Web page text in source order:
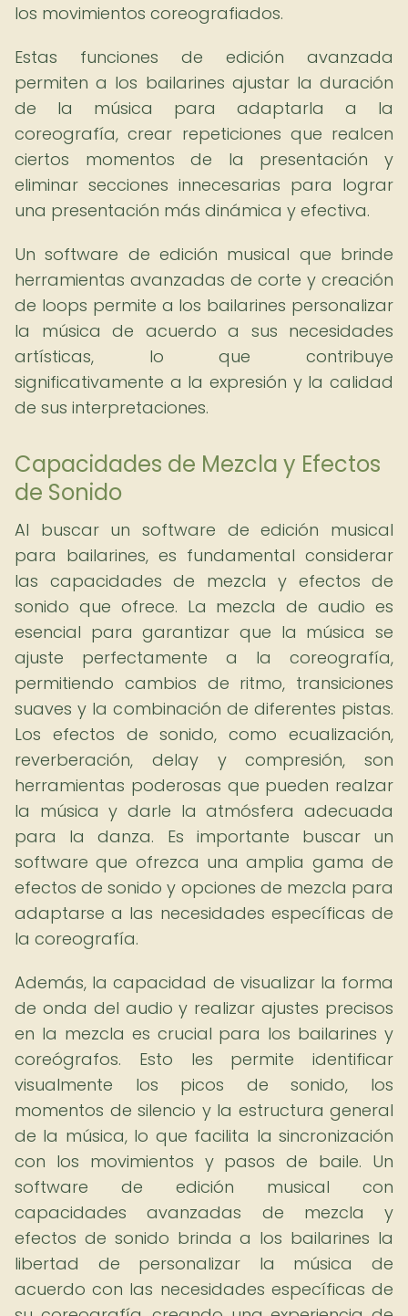
los movimientos coreografiados.
Estas funciones de edición avanzada
permiten a los bailarines ajustar la duración
de la música para adaptarla a la
coreografía, crear repeticiones que realcen
ciertos momentos de la presentación y
eliminar secciones innecesarias para lograr
una presentación más dinámica y efectiva.
Un software de edición musical que brinde
herramientas avanzadas de corte y creación
de loops permite a los bailarines personalizar
la música de acuerdo a sus necesidades
artísticas, lo que contribuye
significativamente a la expresión y la calidad
de sus interpretaciones.
Capacidades de Mezcla y Efectos
de Sonido
Al buscar un software de edición musical
para bailarines, es fundamental considerar
las capacidades de mezcla y efectos de
sonido que ofrece. La mezcla de audio es
esencial para garantizar que la música se
ajuste perfectamente a la coreografía,
permitiendo cambios de ritmo, transiciones
suaves y la combinación de diferentes pistas.
Los efectos de sonido, como ecualización,
reverberación, delay y compresión, son
herramientas poderosas que pueden realzar
la música y darle la atmósfera adecuada
para la danza. Es importante buscar un
software que ofrezca una amplia gama de
efectos de sonido y opciones de mezcla para
adaptarse a las necesidades específicas de
la coreografía.
Además, la capacidad de visualizar la forma
de onda del audio y realizar ajustes precisos
en la mezcla es crucial para los bailarines y
coreógrafos. Esto les permite identificar
visualmente los picos de sonido, los
momentos de silencio y la estructura general
de la música, lo que facilita la sincronización
con los movimientos y pasos de baile. Un
software de edición musical con
capacidades avanzadas de mezcla y
efectos de sonido brinda a los bailarines la
libertad de personalizar la música de
acuerdo con las necesidades específicas de